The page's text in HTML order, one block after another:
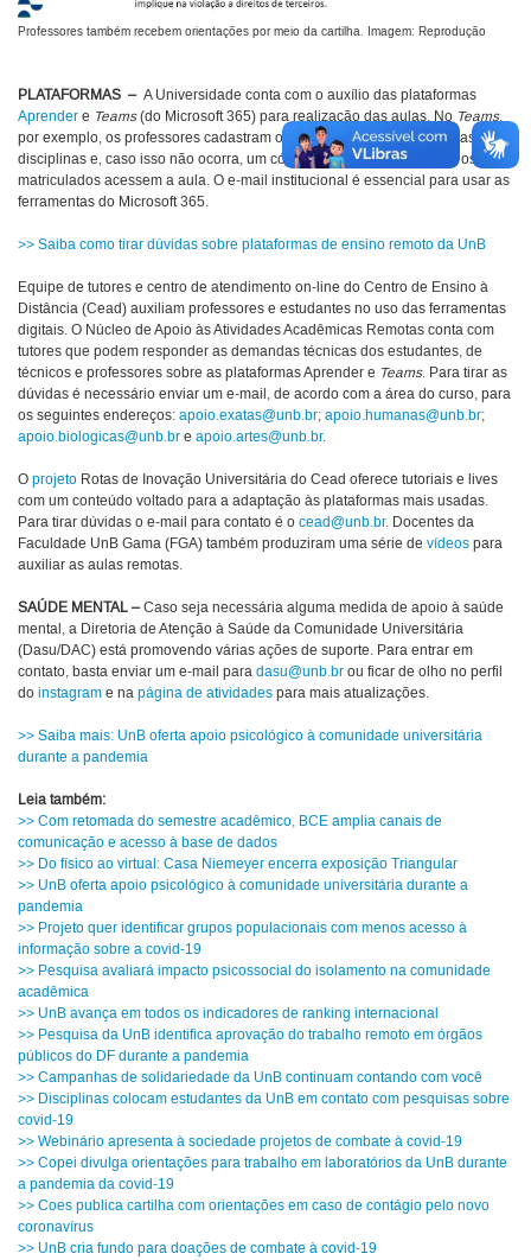
Professores também recebem orientações por meio da cartilha. Imagem: Reprodução
PLATAFORMAS – A Universidade conta com o auxílio das plataformas
Aprender e Teams(do Microsoft 365) para realização das aulas. No Teams,
por exemplo, os professores cadastram os estudantes nas equipes das
disciplinas e, caso isso não ocorra, um código será gerado para que os
matriculados acessem a aula. O e-mail institucional é essencial para usar as
ferramentas do Microsoft 365.
>> Saiba como tirar dúvidas sobre plataformas de ensino remoto da UnB
Equipe de tutores e centro de atendimento on-line do Centro de Ensino à
Distância (Cead) auxiliam professores e estudantes no uso das ferramentas
digitais. O Núcleo de Apoio às Atividades Acadêmicas Remotas conta com
tutores que podem responder as demandas técnicas dos estudantes, de
técnicos e professores sobre as plataformas Aprender e Teams. Para tirar as
dúvidas é necessário enviar um e-mail, de acordo com a área do curso, para
os seguintes endereços: apoio.exatas@unb.br; apoio.humanas@unb.br;
apoio.biologicas@unb.br e apoio.artes@unb.br.
O projeto Rotas de Inovação Universitária do Cead oferece tutoriais e lives
com um conteúdo voltado para a adaptação às plataformas mais usadas.
Para tirar dúvidas o e-mail para contato é o cead@unb.br. Docentes da
Faculdade UnB Gama (FGA) também produziram uma série de vídeos para
auxiliar as aulas remotas.
SAÚDE MENTAL –Caso seja necessária alguma medida de apoio à saúde
mental, a Diretoria de Atenção à Saúde da Comunidade Universitária
(Dasu/DAC) está promovendo várias ações de suporte. Para entrar em
contato, basta enviar um e-mail para dasu@unb.br ou ficar de olho no perfil
do instagram e na página de atividades para mais atualizações.
>> Saiba mais: UnB oferta apoio psicológico à comunidade universitária
durante a pandemia
Leia também:
>> Com retomada do semestre acadêmico, BCE amplia canais de
comunicação e acesso à base de dados
>> Do físico ao virtual: Casa Niemeyer encerra exposição Triangular
>> UnB oferta apoio psicológico à comunidade universitária durante a
pandemia
>> Projeto quer identificar grupos populacionais com menos acesso à
informação sobre a covid-19
>> Pesquisa avaliará impacto psicossocial do isolamento na comunidade
acadêmica
>> UnB avança em todos os indicadores de ranking internacional
>> Pesquisa da UnB identifica aprovação do trabalho remoto em órgãos
públicos do DF durante a pandemia
>> Campanhas de solidariedade da UnB continuam contando com você
>> Disciplinas colocam estudantes da UnB em contato com pesquisas sobre
covid-19
>> Webinário apresenta à sociedade projetos de combate à covid-19
>> Copei divulga orientações para trabalho em laboratórios da UnB durante
a pandemia da covid-19
>> Coes publica cartilha com orientações em caso de contágio pelo novo
coronavírus
>> UnB cria fundo para doações de combate à covid-19